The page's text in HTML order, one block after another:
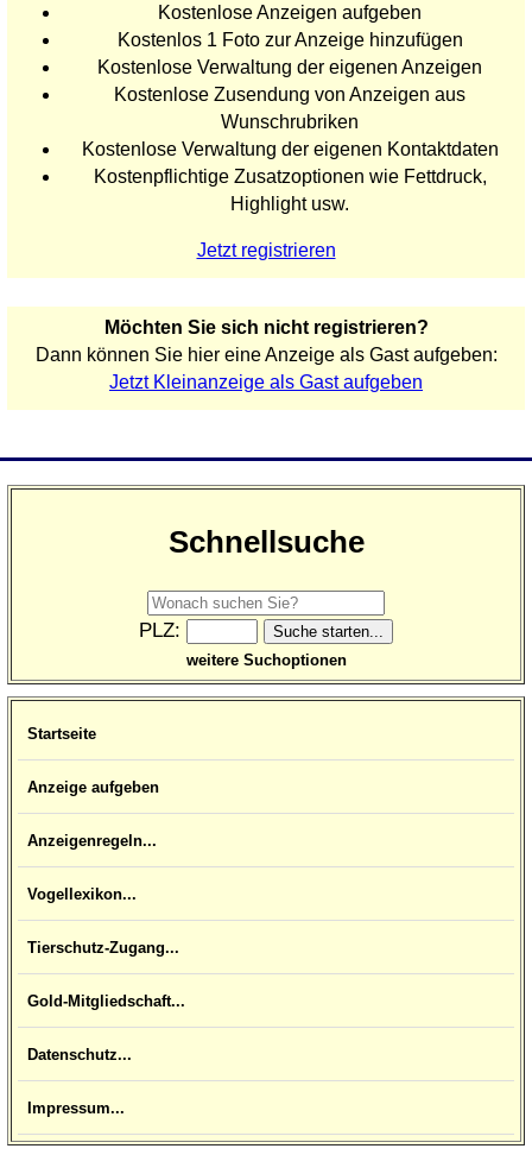
Schnellsuche
PLZ:
weitere Suchoptionen
Startseite
Anzeige aufgeben
Anzeigenregeln...
Vogellexikon...
Tierschutz-Zugang...
Gold-Mitgliedschaft...
Datenschutz...
Impressum...
Kostenlose Anzeigen aufgeben
Kostenlos 1 Foto zur Anzeige hinzufügen
Kostenlose Verwaltung der eigenen Anzeigen
Kostenlose Zusendung von Anzeigen aus
Wunschrubriken
Kostenlose Verwaltung der eigenen Kontaktdaten
Kostenpflichtige Zusatzoptionen wie Fettdruck,
Highlight usw.
Jetzt registrieren
Möchten Sie sich nicht registrieren?
Dann können Sie hier eine Anzeige als Gast aufgeben:
Jetzt Kleinanzeige als Gast aufgeben